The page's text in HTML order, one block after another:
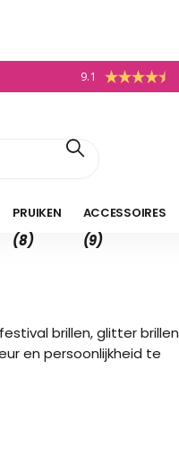
9.1
PRUIKEN
(8)
ACCESSOIRES
(9)
brillen, glitter brillen
en persoonlijkheid te